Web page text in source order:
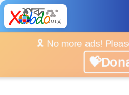
🎗️ No more ads!